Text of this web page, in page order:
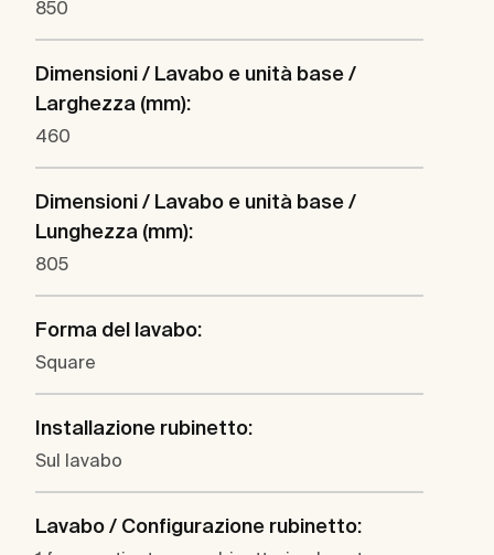
850
Dimensioni / Lavabo e unità base /
Larghezza (mm):
460
Dimensioni / Lavabo e unità base /
Lunghezza (mm):
805
Forma del lavabo:
Square
Installazione rubinetto:
Sul lavabo
Lavabo / Configurazione rubinetto: